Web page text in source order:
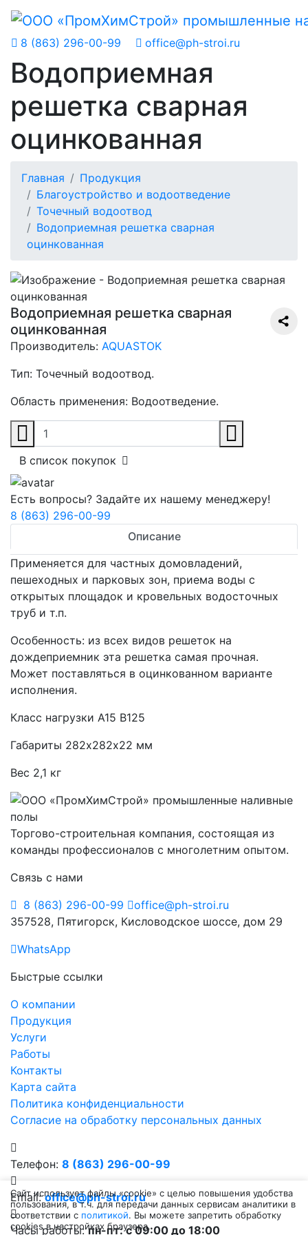
8 (863) 296-00-99 office@ph-stroi.ru
Водоприемная
решетка сварная
оцинкованная
Главная
Продукция
Благоустройство и водоотведение
Точечный водоотвод
Водоприемная решетка сварная
оцинкованная
Водоприемная решетка сварная
оцинкованная
Производитель: AQUASTOK
Тип: Точечный водоотвод.
Область применения: Водоотведение.
В список покупок
Есть вопросы? Задайте их нашему менеджеру!
8 (863) 296-00-99
Описание
Применяется для частных домовладений,
пешеходных и парковых зон, приема воды с
открытых площадок и кровельных водосточных
труб и т.п.
Особенность: из всех видов решеток на
дождеприемник эта решетка самая прочная.
Может поставляться в оцинкованном варианте
исполнения.
Класс нагрузки А15 В125
Габариты 282х282х22 мм
Вес 2,1 кг
Торгово-строительная компания, состоящая из
команды профессионалов с многолетним опытом.
Связь с нами
8 (863) 296-00-99
office@ph-stroi.ru
357528, Пятигорск, Кисловодское шоссе, дом 29
WhatsApp
Быстрые ссылки
О компании
Продукция
Услуги
Работы
Контакты
Карта сайта
Политика конфиденциальности
Согласие на обработку персональных данных
Телефон: 8 (863) 296-00-99
Email: office@ph-stroi.ru
Часы работы: пн-пт: c 09:00 до 18:00
Сайт использует файлы «cookie» с целью повышения удобства
пользования, в т.ч. для передачи данных сервисам аналитики в
соответствии с политикой. Вы можете запретить обработку
cookies в настройках браузера.